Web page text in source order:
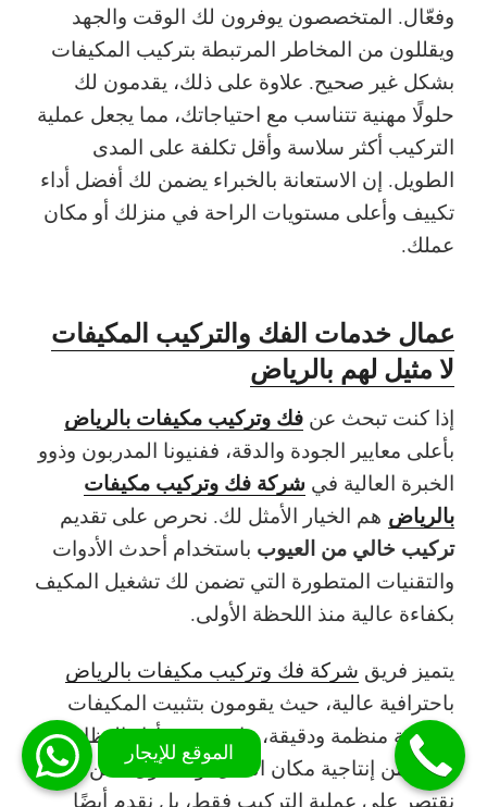
وفعّال. المتخصصون يوفرون لك الوقت والجهد
ويقللون من المخاطر المرتبطة بتركيب المكيفات
بشكل غير صحيح. علاوة على ذلك، يقدمون لك
حلولًا مهنية تتناسب مع احتياجاتك، مما يجعل عملية
التركيب أكثر سلاسة وأقل تكلفة على المدى
الطويل. إن الاستعانة بالخبراء يضمن لك أفضل أداء
تكييف وأعلى مستويات الراحة في منزلك أو مكان
عملك.
عمال خدمات الفك والتركيب المكيفات
لا مثيل لهم بالرياض
إذا كنت تبحث عن فك وتركيب مكيفات بالرياض
بأعلى معايير الجودة والدقة، ففنيونا المدربون وذوو
الخبرة العالية في شركة فك وتركيب مكيفات
بالرياض هم الخيار الأمثل لك. نحرص على تقديم
تركيب خالي من العيوب باستخدام أحدث الأدوات
والتقنيات المتطورة التي تضمن لك تشغيل المكيف
بكفاءة عالية منذ اللحظة الأولى.
يتميز فريق شركة فك وتركيب مكيفات بالرياض
باحترافية عالية، حيث يقومون بتثبيت المكيفات
بطريقة منظمة ودقيقة، ما يعزز من أداء النظام
ويزيد من إنتاجية مكان العمل أو المنزل. نحن لا
نقتصر على عملية التركيب فقط، بل نقدم أيضًا